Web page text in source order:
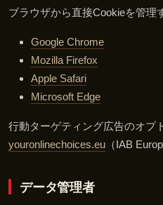
ブラウザから直接Cookieを管理
Google Chrome
Mozilla Firefox
Apple Safari
Microsoft Edge
行動ターゲティング広告のオプ
youronlinechoices.eu （IAB
データ管理者